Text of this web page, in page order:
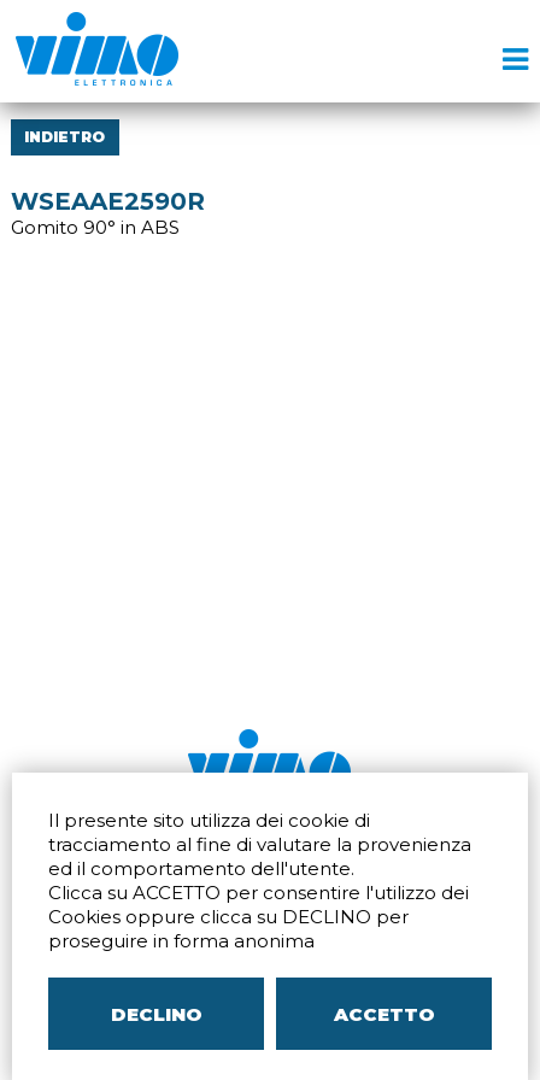
Il presente sito utilizza dei cookie di
tracciamento al fine di valutare la provenienza
ed il comportamento dell'utente.
Clicca su ACCETTO per consentire l'utilizzo dei
Cookies oppure clicca su DECLINO per
proseguire in forma anonima
DECLINO ACCETTO
INDIETRO
WSEAAE2590R
Gomito 90° in ABS
Via dell'artigianato 32Q
20865 Usmate Velate (MB)
Indicazioni Stradali
Tel. +39 039 672520
Fax +39 039 672568
Email
Via Pontina 583
Roma (RM) 00128
Tel.+39 06 80079273
Indicazioni Stradali
Via San Crispino 64
Padova (PD) 35129
P.IVA00804240968 05096770150– C.C.I.A.A. di